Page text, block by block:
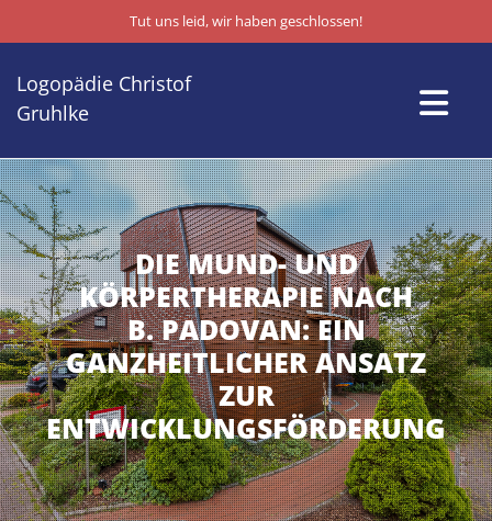
Zum Inhalt springenTut uns leid, wir haben geschlossen!
Logopädie Christof
Gruhlke
DIE MUND- UND
KÖRPERTHERAPIE NACH
B. PADOVAN: EIN
GANZHEITLICHER ANSATZ
ZUR
ENTWICKLUNGSFÖRDERUNG